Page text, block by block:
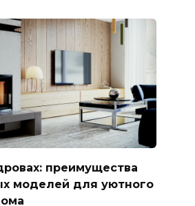
преимущества
моделей для уютного